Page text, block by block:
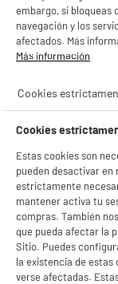
4€96
Con el fin de mejorar tu
- compartir contenido
- ofrecer publicidad y
- facilitar el
- analizar el tráfico en
Si aceptas, la
estadísticas anónimas
gestionando sus
¡Buena visita!
embargo, si bloqueas
navegación y los
afectados. Más
Más información
Cookies
Cookies
Estas cookies son
pueden desactivar en
estrictamente
mantener activa tu
compras. También
que pueda afectar la
Sitio. Puedes
la existencia de estas
verse afectadas.